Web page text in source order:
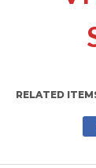
RELATED